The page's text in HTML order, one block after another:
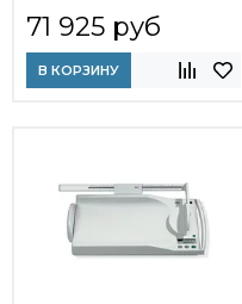
71 925 руб
В КОРЗИНУ